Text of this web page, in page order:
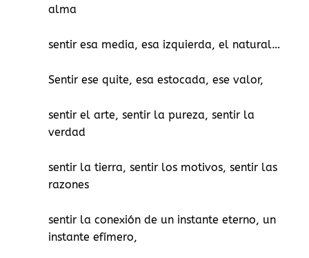
alma
sentir esa media, esa izquierda, el natural…
Sentir ese quite, esa estocada, ese valor,
sentir el arte, sentir la pureza, sentir la
verdad
sentir la tierra, sentir los motivos, sentir las
razones
sentir la conexión de un instante eterno, un
instante efímero,